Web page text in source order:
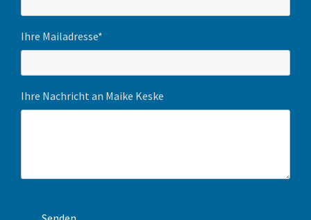
Ihre Mailadresse*
Ihre Nachricht an Maike Keske